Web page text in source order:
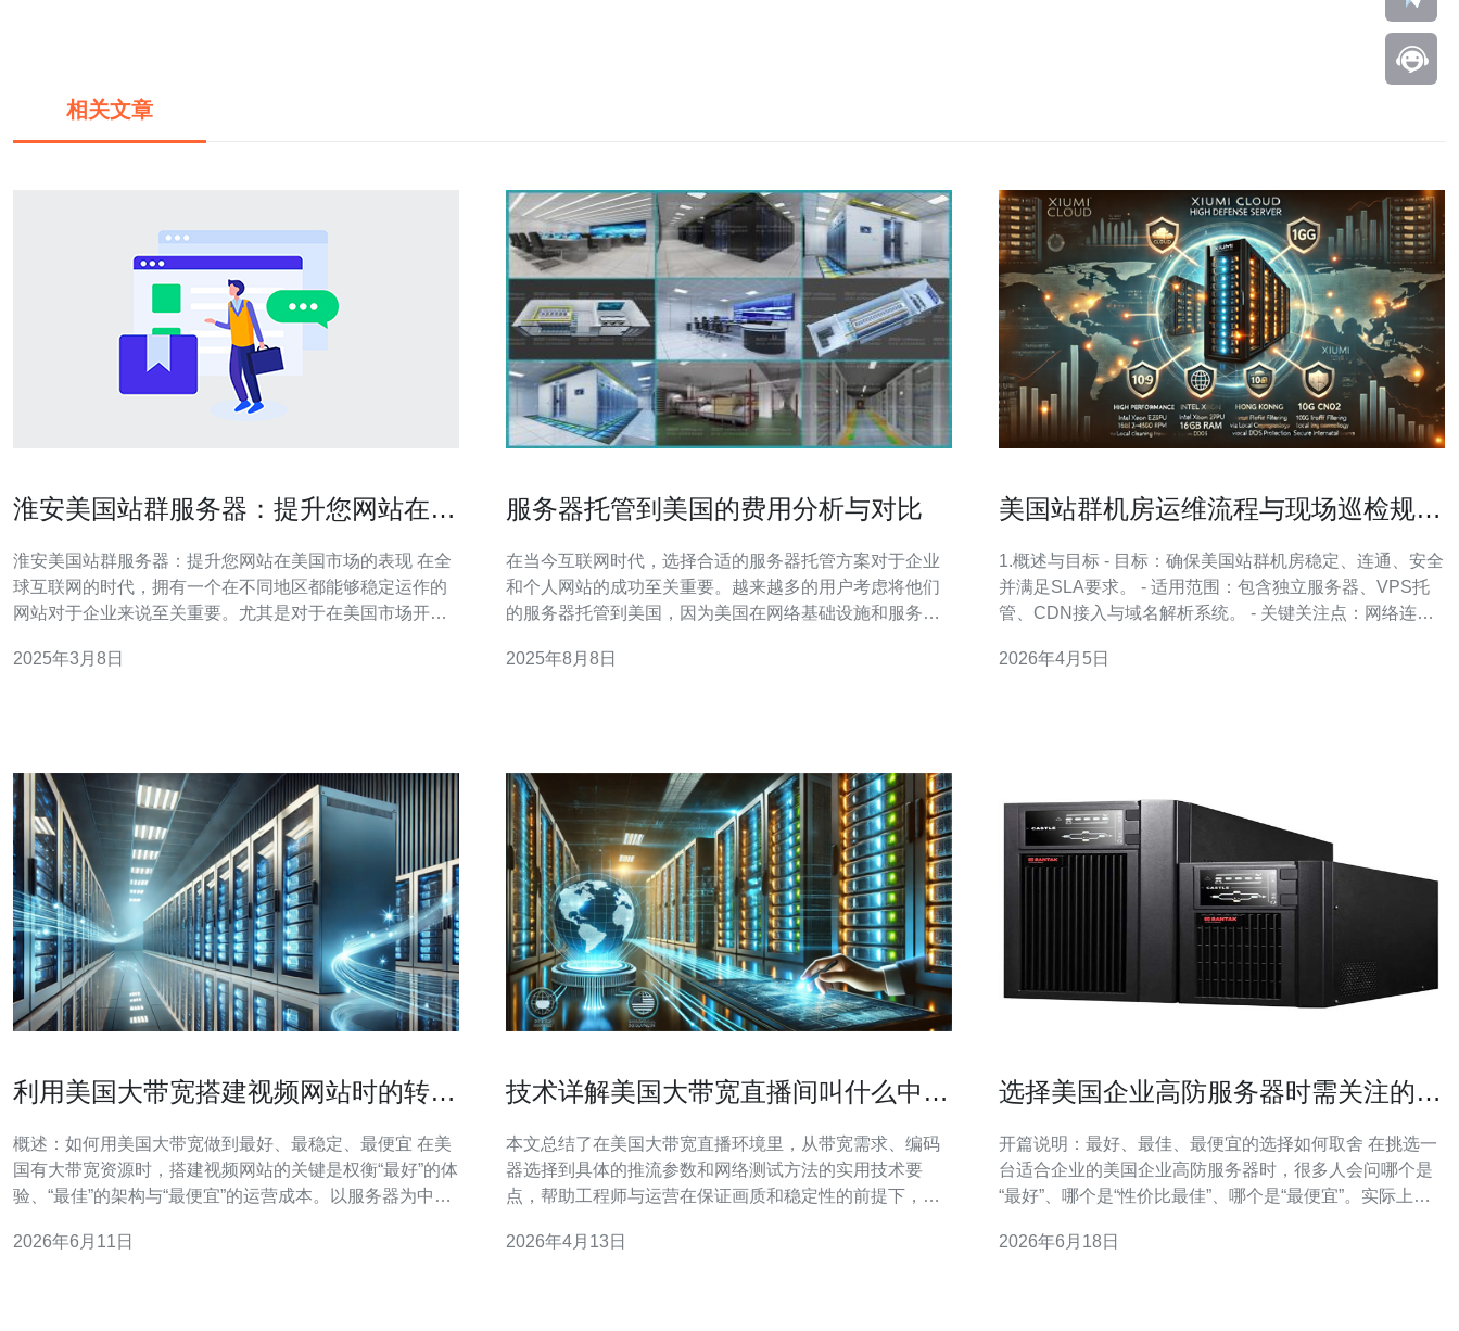
相关文章
淮安美国站群服务器：提升您网站在美
淮安美国站群服务器：提升您网站在美国市场的表现 在全
球互联网的时代，拥有一个在不同地区都能够稳定运作的
网站对于企业来说至关重要。尤其是对于在美国市场开展
的。淮安美国站群服务器正是为此而生，它能够提供稳
2025年3月8日
服务器托管到美国的费用分析与对比
在当今互联网时代，选择合适的服务器托管方案对于企业
和个人网站的成功至关重要。越来越多的用户考虑将他们
的服务器托管到美国，因为美国在网络基础设施和服务质
因素。本文将详细分析和对比将服务器托管到美国的不同
2025年8月8日
美国站群机房运维流程与现场巡检规范
1.概述与目标 - 目标：确保美国站群机房稳定、连通、安全
并满足SLA要求。 - 适用范围：包含独立服务器、VPS托
管、CDN接入与域名解析系统。 - 关键关注点：网络连通
主要角色：现场工程师、NOC值班、网络安全团队、客户
2026年4月5日
利用美国大带宽搭建视频网站时的转码
概述：如何用美国大带宽做到最好、最稳定、最便宜 在美
国有大带宽资源时，搭建视频网站的关键是权衡“最好”的体
验、“最佳”的架构与“最便宜”的运营成本。以服务器为中
略到计费模型，都应同时考虑吞吐、延迟、可用性和带宽
2026年6月11日
技术详解美国大带宽直播间叫什么中的
本文总结了在美国大带宽直播环境里，从带宽需求、编码
器选择到具体的推流参数和网络测试方法的实用技术要
点，帮助工程师与运营在保证画质和稳定性的前提下，制
有多少? 在美国的机房或云节点构建的美国大带宽直播
2026年4月13日
选择美国企业高防服务器时需关注的七
开篇说明：最好、最佳、最便宜的选择如何取舍 在挑选一
台适合企业的美国企业高防服务器时，很多人会问哪个是
“最好”、哪个是“性价比最佳”、哪个是“最便宜”。实际上，
DDoS防护与快速响应的托管服务；“性价比最佳”是指在合
2026年6月18日